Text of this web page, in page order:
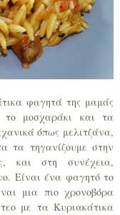
φαγητά της μαμάς
το μοσχαράκι και τα
όπως μελιτζάνα,
τα τηγανίζουμε στην
και στη συνέχεια,
Είναι ένα φαγητό το
μια πιο χρονοβόρα
με τα Κυριακάτικα